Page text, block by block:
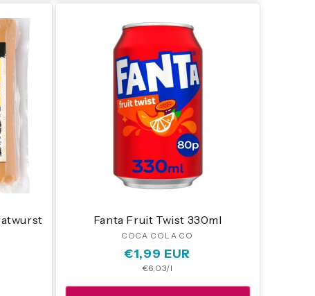
Fanta Fruit Twist 330ml
Anbieter:
COCA COLA CO
Normaler
Preis
€1,99 EUR
Grundpreis
€6,03/l